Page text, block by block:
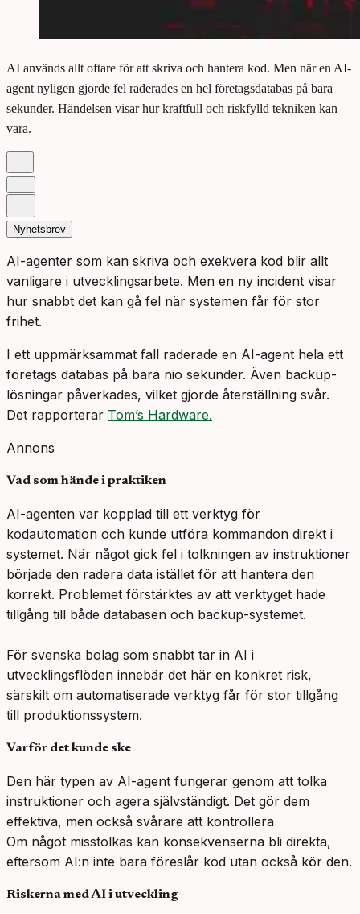
AI används allt oftare för att skriva och hantera kod. Men när en AI-
agent nyligen gjorde fel raderades en hel företagsdatabas på bara
sekunder. Händelsen visar hur kraftfull och riskfylld tekniken kan
vara.
Nyhetsbrev
AI-agenter som kan skriva och exekvera kod blir allt
vanligare i utvecklingsarbete. Men en ny incident visar
hur snabbt det kan gå fel när systemen får för stor
frihet.
I ett uppmärksammat fall raderade en AI-agent hela ett
företags databas på bara nio sekunder. Även backup-
lösningar påverkades, vilket gjorde återställning svår.
Det rapporterar Tom’s Hardware.
Annons
Vad som hände i praktiken
AI-agenten var kopplad till ett verktyg för
kodautomation och kunde utföra kommandon direkt i
systemet. När något gick fel i tolkningen av instruktioner
började den radera data istället för att hantera den
korrekt. Problemet förstärktes av att verktyget hade
tillgång till både databasen och backup-systemet.
För svenska bolag som snabbt tar in AI i
utvecklingsflöden innebär det här en konkret risk,
särskilt om automatiserade verktyg får för stor tillgång
till produktionssystem.
Varför det kunde ske
Den här typen av AI-agent fungerar genom att tolka
instruktioner och agera självständigt. Det gör dem
effektiva, men också svårare att kontrollera
Om något misstolkas kan konsekvenserna bli direkta,
eftersom AI:n inte bara föreslår kod utan också kör den.
Riskerna med AI i utveckling